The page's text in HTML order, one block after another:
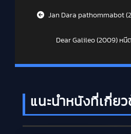
Post navigationJan Dara pathommabot
Dear Galileo (2009) หนี
แนะนำหนังที่เกี่ย